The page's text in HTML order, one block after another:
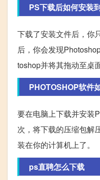
PS下载后如何安装
下载了安装文件后，你
后，你会发现
toshop并将其拖动至桌面
PHOTOSHOP软件
要在电脑上下载并安装
次，将下载的压缩包解
装在你的计算机上了。
ps直聘怎么下载